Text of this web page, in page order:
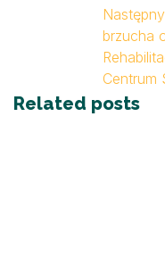
Następny
brzucha
Centrum
Related posts